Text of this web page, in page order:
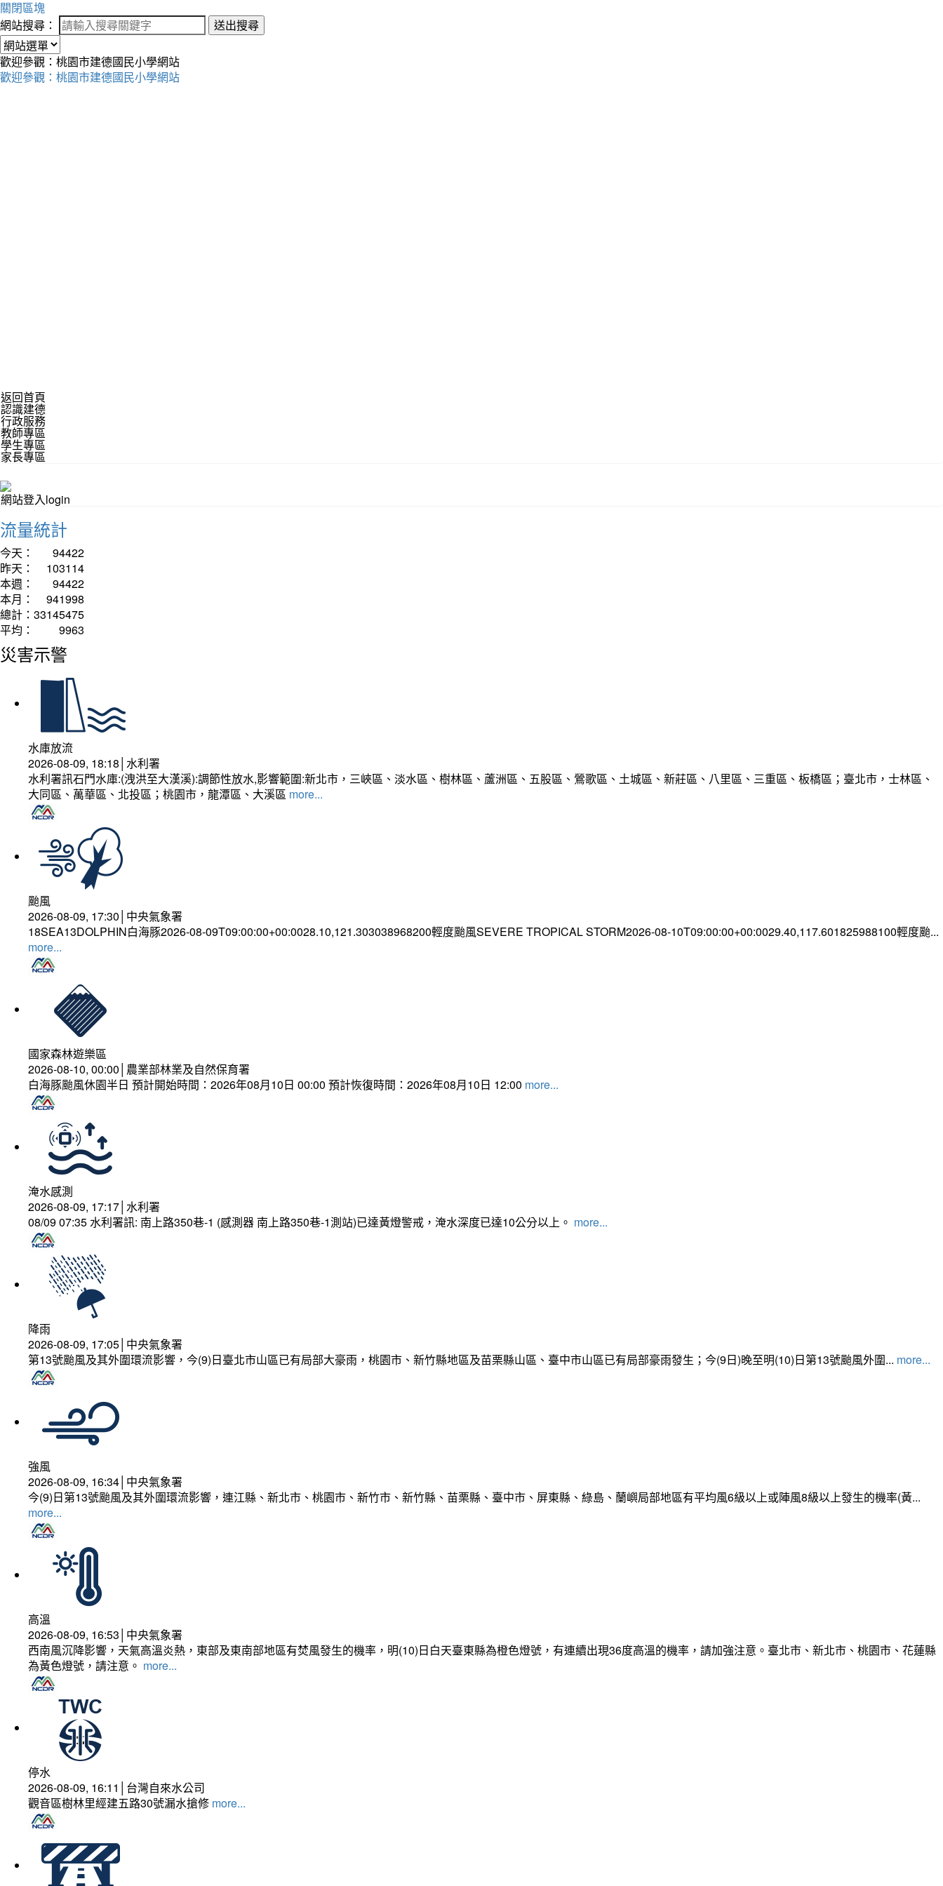
關閉區塊
網站搜尋：
送出搜尋
歡迎參觀：桃園市建德國民小學網站
歡迎參觀：桃園市建德國民小學網站
返回首頁
認識建德
行政服務
教師專區
學生專區
家長專區
網站登入login
流量統計
今天：
94422
昨天：
103114
本週：
94422
本月：
941998
總計： 33145475
平均：
9963
災害示警
水庫放流
2026-08-09, 18:18│水利署
水利署訊石門水庫:(洩洪至大漢溪):調節性放水,影響範圍:新北市，三峽區、淡水區、樹林區、蘆洲區、五股區、鶯歌區、土城區、新莊區、八里區、三重區、板橋區；臺北市，士林區、
大同區、萬華區、北投區；桃園市，龍潭區、大溪區 more...
颱風
2026-08-09, 17:30│中央氣象署
18SEA13DOLPHIN白海豚2026-08-09T09:00:00+00:0028.10,121.303038968200輕度颱風SEVERE TROPICAL STORM2026-08-10T09:00:00+00:0029.40,117.601825988100輕度颱...
more...
國家森林遊樂區
2026-08-10, 00:00│農業部林業及自然保育署
白海豚颱風休園半日 預計開始時間：2026年08月10日 00:00 預計恢復時間：2026年08月10日 12:00 more...
淹水感測
2026-08-09, 17:17│水利署
08/09 07:35 水利署訊: 南上路350巷-1 (感測器 南上路350巷-1測站)已達黃燈警戒，淹水深度已達10公分以上。​​​ more...
降雨
2026-08-09, 17:05│中央氣象署
第13號颱風及其外圍環流影響，今(9)日臺北市山區已有局部大豪雨，桃園市、新竹縣地區及苗栗縣山區、臺中市山區已有局部豪雨發生；今(9日)晚至明(10)日第13號颱風外圍... more...
強風
2026-08-09, 16:34│中央氣象署
今(9)日第13號颱風及其外圍環流影響，連江縣、新北市、桃園市、新竹市、新竹縣、苗栗縣、臺中市、屏東縣、綠島、蘭嶼局部地區有平均風6級以上或陣風8級以上發生的機率(黃...
more...
高溫
2026-08-09, 16:53│中央氣象署
西南風沉降影響，天氣高溫炎熱，東部及東南部地區有焚風發生的機率，明(10)日白天臺東縣為橙色燈號，有連續出現36度高溫的機率，請加強注意。臺北市、新北市、桃園市、花蓮縣
為黃色燈號，請注意。 more...
停水
2026-08-09, 16:11│台灣自來水公司
觀音區樹林里經建五路30號漏水搶修 more...